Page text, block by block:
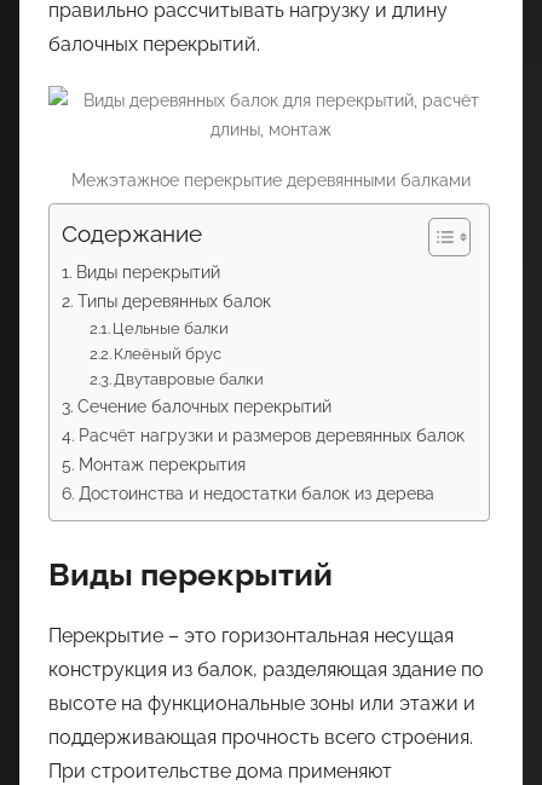
правильно рассчитывать нагрузку и длину
балочных перекрытий.
Межэтажное перекрытие деревянными балками
Содержание
Виды перекрытий
Типы деревянных балок
Цельные балки
Клеёный брус
Двутавровые балки
Сечение балочных перекрытий
Расчёт нагрузки и размеров деревянных балок
Монтаж перекрытия
Достоинства и недостатки балок из дерева
Виды перекрытий
Перекрытие – это горизонтальная несущая
конструкция из балок, разделяющая здание по
высоте на функциональные зоны или этажи и
поддерживающая прочность всего строения.
При строительстве дома применяют